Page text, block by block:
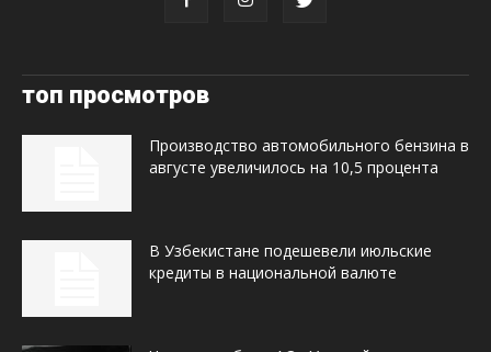
топ просмотров
Производство автомобильного бензина в
августе увеличилось на 10,5 процента
В Узбекистане подешевели июльские
кредиты в национальной валюте